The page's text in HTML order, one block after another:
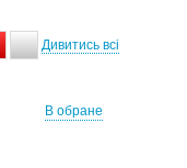
Дивитись всі
В обране